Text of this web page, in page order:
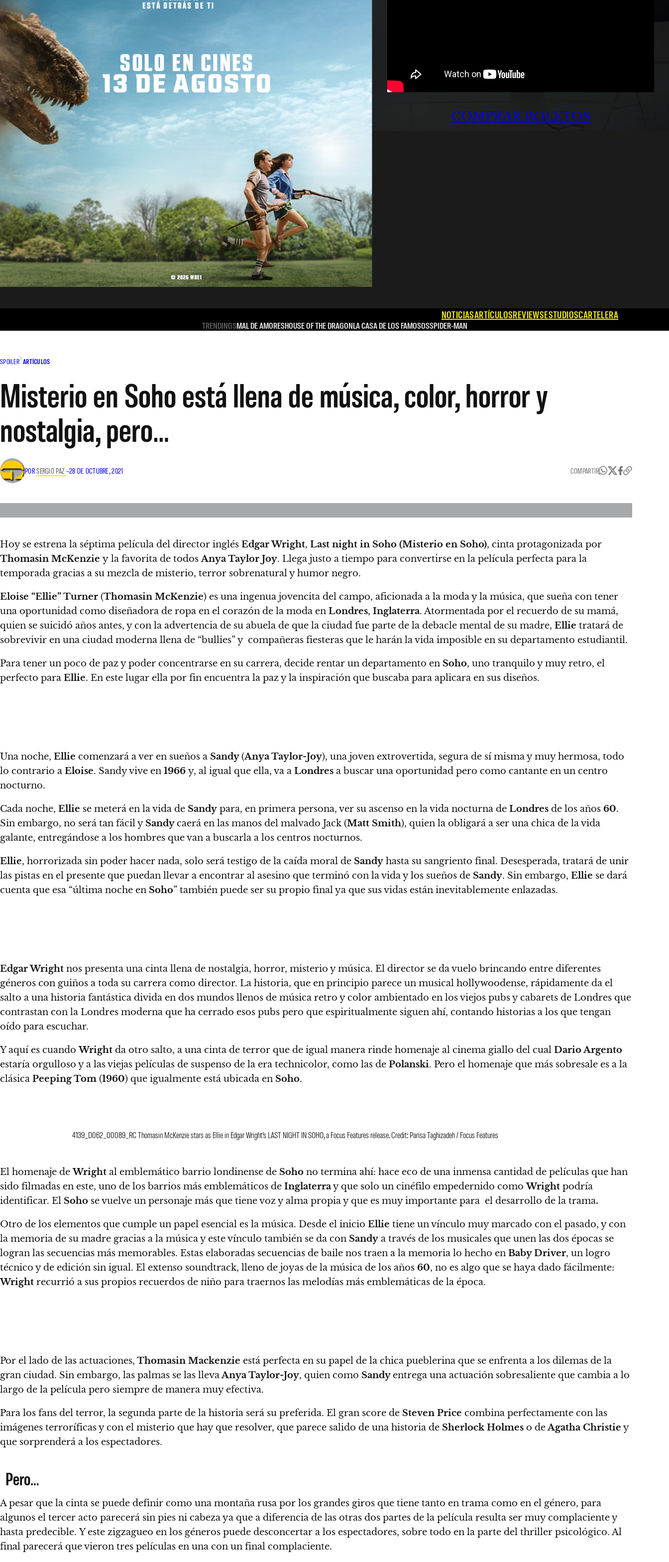
COMPRAR BOLETOS
NOTICIASARTÍCULOSREVIEWSESTUDIOSCARTELERA
TRENDINGSMAL DE AMORESHOUSE OF THE DRAGONLA CASA DE LOS FAMOSOSSPIDER-MAN
SPOILER ARTÍCULOS
Misterio en Soho está llena de música, color, horror y
nostalgia, pero…
PORSERGIO PAZ –28 DE OCTUBRE, 2021 COMPARTIR
Hoy se estrena la séptima película del director inglés Edgar Wright, Last night in Soho (Misterio en Soho), cinta protagonizada por
Thomasin McKenzie y la favorita de todosAnya Taylor Joy. Llega justo a tiempo para convertirse en la película perfecta para la
temporada gracias a su mezcla de misterio, terror sobrenatural y humor negro.
Eloise “Ellie” Turner (Thomasin McKenzie) es una ingenua jovencita del campo, aficionada a la moda y la música, que sueña con tener
una oportunidad como diseñadora de ropa en el corazón de la moda en Londres, Inglaterra. Atormentada por el recuerdo de su mamá,
quien se suicidó años antes, y con la advertencia de su abuela de que la ciudad fue parte de la debacle mental de su madre, Ellie tratará de
sobrevivir en una ciudad moderna llena de “bullies” y compañeras fiesteras que le harán la vida imposible en su departamento estudiantil.
Para tener un poco de paz y poder concentrarse en su carrera, decide rentar un departamento en Soho, uno tranquilo y muy retro, el
perfecto para Ellie. En este lugar ella por fin encuentra la paz y la inspiración que buscaba para aplicara en sus diseños.
Una noche, Ellie comenzará a ver en sueños a Sandy(Anya Taylor-Joy), una joven extrovertida, segura de sí misma y muy hermosa, todo
lo contrario a Eloise. Sandy vive en 1966 y, al igual que ella, va a Londres a buscar una oportunidad pero como cantante en un centro
nocturno.
Cada noche, Ellie se meterá en la vida de Sandy para, en primera persona, ver su ascenso en la vida nocturna de Londres de los años 60.
Sin embargo, no será tan fácil y Sandy caerá en las manos del malvado Jack (Matt Smith), quien la obligará a ser una chica de la vida
galante, entregándose a los hombres que van a buscarla a los centros nocturnos.
Ellie, horrorizada sin poder hacer nada, solo será testigo de la caída moral de Sandy hasta su sangriento final. Desesperada, tratará de unir
las pistas en el presente que puedan llevar a encontrar al asesino que terminó con la vida y los sueños de Sandy. Sin embargo, Ellie se dará
cuenta que esa “última noche en Soho” también puede ser su propio final ya que sus vidas están inevitablemente enlazadas.
Edgar Wright nos presenta una cinta llena de nostalgia, horror, misterio y música. El director se da vuelo brincando entre diferentes
géneros con guiños a toda su carrera como director. La historia, que en principio parece un musical hollywoodense, rápidamente da el
salto a una historia fantástica divida en dos mundos llenos de música retro y color ambientado en los viejos pubs y cabarets de Londres que
contrastan con la Londres moderna que ha cerrado esos pubs pero que espiritualmente siguen ahí, contando historias a los que tengan
oído para escuchar.
Y aquí es cuandoWright da otro salto, a una cinta de terror que de igual manera rinde homenaje al cinema giallo del cual Dario Argento
estaría orgulloso y a las viejas películas de suspenso de la era technicolor, como las de Polanski. Pero el homenaje que más sobresale es a la
clásica Peeping Tom (1960) que igualmente está ubicada en Soho.
4139_D062_00089_RC Thomasin McKenzie stars as Ellie in Edgar Wright’s LAST NIGHT IN SOHO, a Focus Features release. Credit: Parisa Taghizadeh / Focus Features
El homenaje deWright al emblemático barrio londinense de Soho no termina ahí: hace eco de una inmensa cantidad de películas que han
sido filmadas en este, uno de los barrios más emblemáticos de Inglaterray que solo un cinéfilo empedernido comoWright podría
identificar. El Soho se vuelve un personaje más que tiene voz y alma propia y que es muy importante para el desarrollo de la trama.
Otro de los elementos que cumple un papel esencial es la música. Desde el inicio Ellie tiene un vínculo muy marcado con el pasado, y con
la memoria de su madre gracias a la música y este vínculo también se da con Sandy a través de los musicales que unen las dos épocas se
logran las secuencias más memorables. Estas elaboradas secuencias de baile nos traen a la memoria lo hecho en Baby Driver, un logro
técnico y de edición sin igual. El extenso soundtrack, lleno de joyas de la música de los años 60, no es algo que se haya dado fácilmente:
Wright recurrió a sus propios recuerdos de niño para traernos las melodías más emblemáticas de la época.
Por el lado de las actuaciones, Thomasin Mackenzie está perfecta en su papel de la chica pueblerina que se enfrenta a los dilemas de la
gran ciudad. Sin embargo, las palmas se las llevaAnya Taylor-Joy, quien como Sandy entrega una actuación sobresaliente que cambia a lo
largo de la película pero siempre de manera muy efectiva.
Para los fans del terror, la segunda parte de la historia será su preferida. El gran score de Steven Price combina perfectamente con las
imágenes terroríficas y con el misterio que hay que resolver, que parece salido de una historia de Sherlock Holmes o deAgatha Christie y
que sorprenderá a los espectadores.
Pero…
A pesar que la cinta se puede definir como una montaña rusa por los grandes giros que tiene tanto en trama como en el género, para
algunos el tercer acto parecerá sin pies ni cabeza ya que a diferencia de las otras dos partes de la película resulta ser muy complaciente y
hasta predecible. Y este zigzagueo en los géneros puede desconcertar a los espectadores, sobre todo en la parte del thriller psicológico. Al
final parecerá que vieron tres películas en una con un final complaciente.